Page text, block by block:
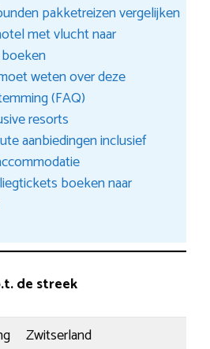
pakketreizen vergelijken
met vlucht naar
weten over deze
(FAQ)
resorts
aanbiedingen inclusief
boeken naar
de streek
Zwitserland